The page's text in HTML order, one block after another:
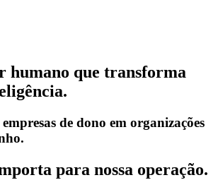
humano que transforma
de dono em organizações
para nossa operação.